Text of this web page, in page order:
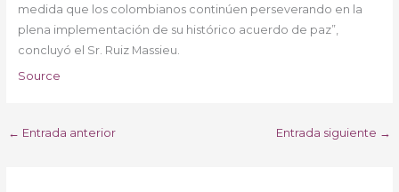
medida que los colombianos continúen perseverando en la
plena implementación de su histórico acuerdo de paz”,
concluyó el Sr. Ruiz Massieu.
Source
← Entrada anterior Entrada siguiente →